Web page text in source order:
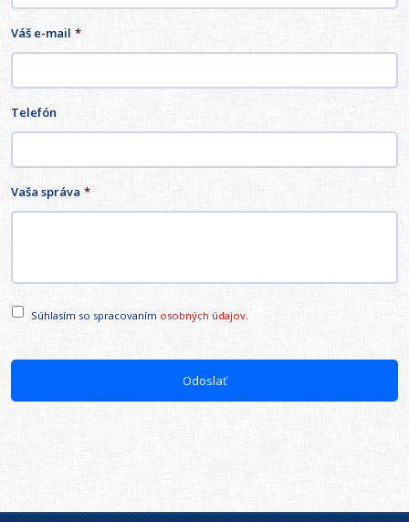
Váš e-mail *
Telefón
Vaša správa *
PrivacySúhlasím so spracovaním osobných údajov.